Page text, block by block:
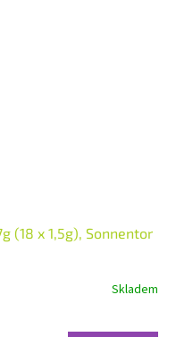
(18 x 1,5g), Sonnentor
Skladem